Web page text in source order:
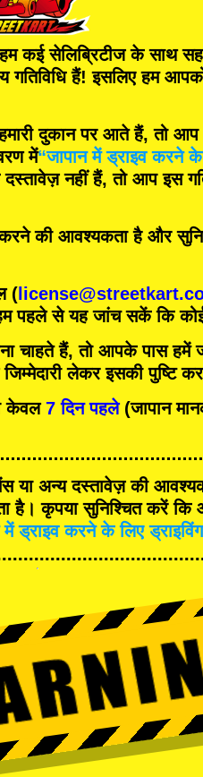
कई सेलिब्रिटीजके साथ
गतिविधिहैं! इसलिए हम
दुकान पर आते हैं, तो आप
में“जापान में ड्राइव करने
नहीं हैं, तो आप इस
की आवश्यकता है और
(
पहले से यह जांच सकें कि
चाहते हैं, तो आपके पास हमें
लेकर इसकी पुष्टि
केवल7 दिन पहले(जापान
या अन्य दस्तावेज़ की
है। कृपया सुनिश्चित करें
में ड्राइव करने के लिए